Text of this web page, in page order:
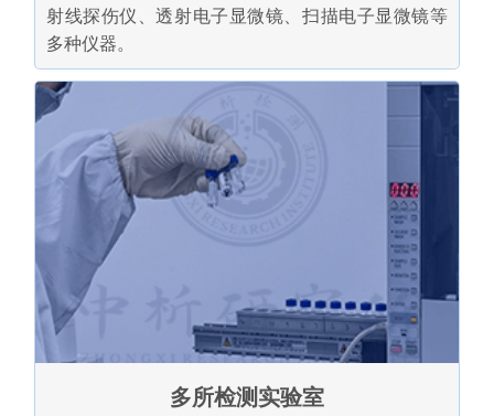
射线探伤仪、透射电子显微镜、扫描电子显微镜等
多种仪器。
多所检测实验室